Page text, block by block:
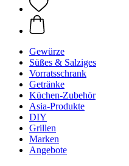
Gewürze
Süßes & Salziges
Vorratsschrank
Getränke
Küchen-Zubehör
Asia-Produkte
DIY
Grillen
Marken
Angebote